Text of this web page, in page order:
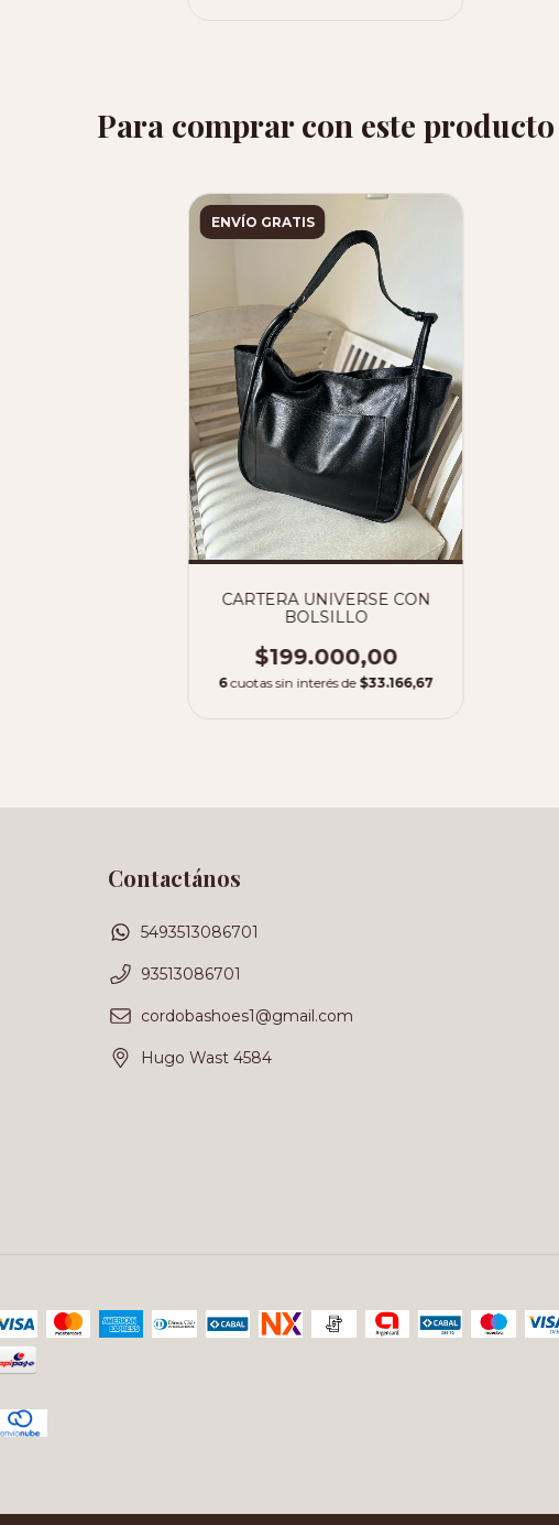
Para comprar con este producto
ENVÍO GRATIS
CARTERA UNIVERSE CON
BOLSILLO
$199.000,00
6 cuotas sin interés de $33.166,67
Contactános
5493513086701
93513086701
cordobashoes1@gmail.com
Hugo Wast 4584